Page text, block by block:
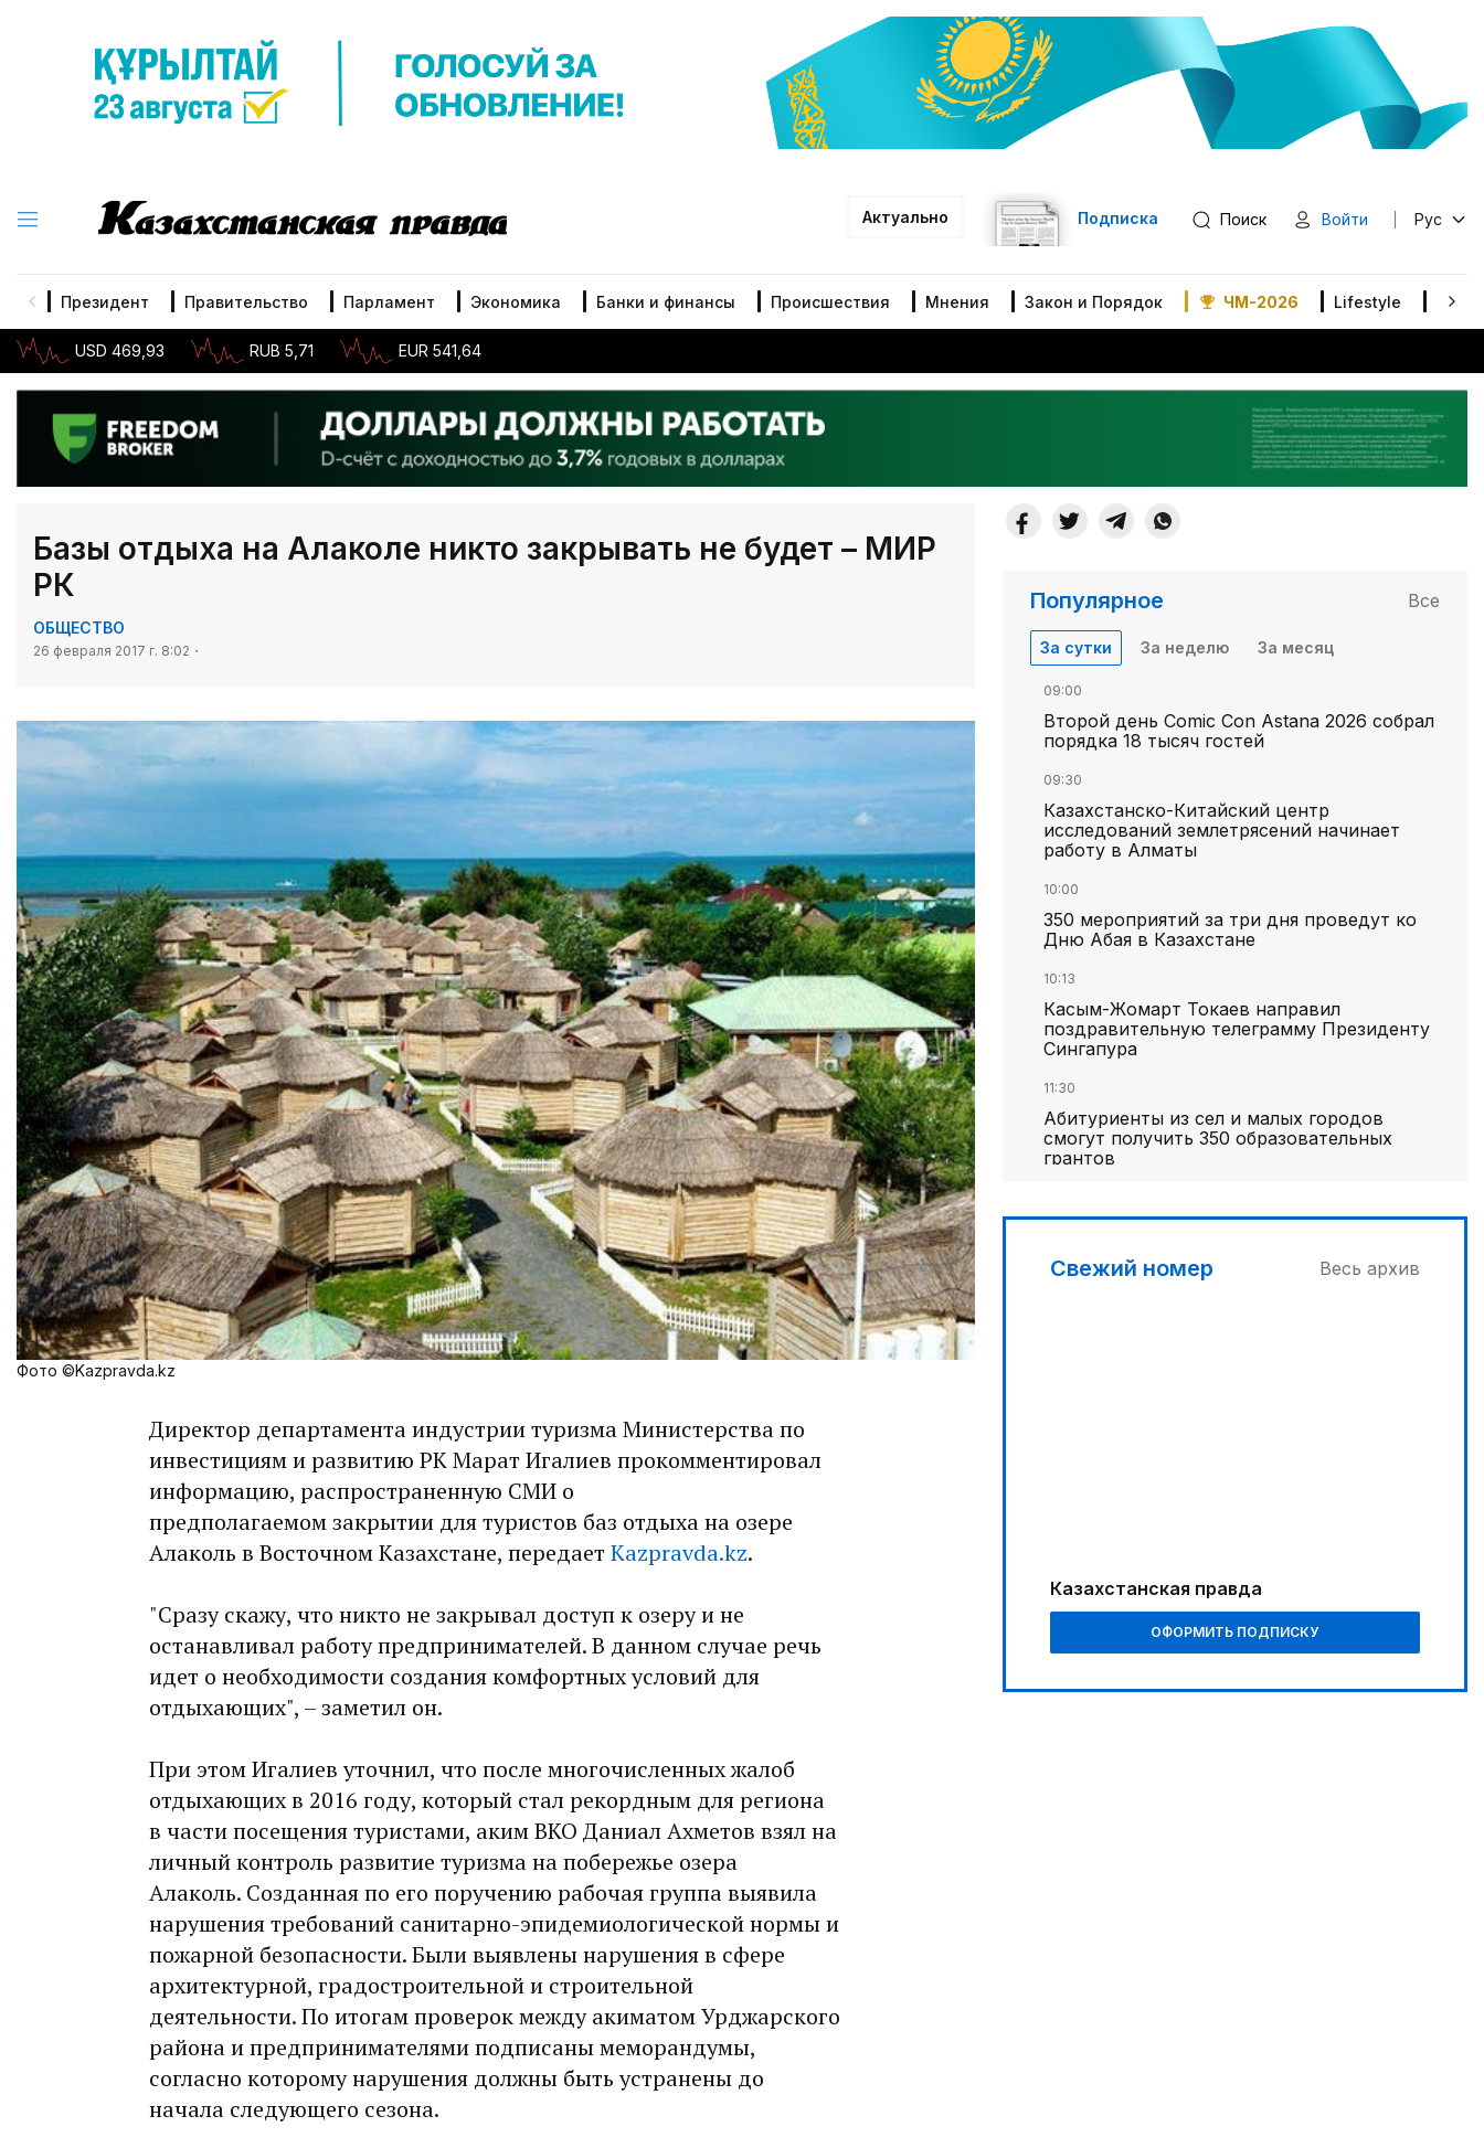
Актуально Подписка Поиск Войти Рус
Президент Правительство Парламент Экономика Банки и финансы Происшествия Мнения Закон и Порядок ЧМ-2026 Lifestyle В
USD 469,93 RUB 5,71 EUR 541,64
Базы отдыха на Алаколе никто закрывать не будет – МИР
РК
ОБЩЕСТВО
26 февраля 2017 г. 8:02
Фото ©Kazpravda.kz
Директор департамента индустрии туризма Министерства по
инвестициям и развитию РК Марат Игалиев прокомментировал
информацию, распространенную СМИ о
предполагаемом закрытии для туристов баз отдыха на озере
Алаколь в Восточном Казахстане, передает Kazpravda.kz.
"Сразу скажу, что никто не закрывал доступ к озеру и не
останавливал работу предпринимателей. В данном случае речь
идет о необходимости создания комфортных условий для
отдыхающих", – заметил он.
При этом Игалиев уточнил, что после многочисленных жалоб
отдыхающих в 2016 году, который стал рекордным для региона
в части посещения туристами, аким ВКО Даниал Ахметов взял на
личный контроль развитие туризма на побережье озера
Алаколь. Созданная по его поручению рабочая группа выявила
нарушения требований санитарно-эпидемиологической нормы и
пожарной безопасности. Были выявлены нарушения в сфере
архитектурной, градостроительной и строительной
деятельности. По итогам проверок между акиматом Урджарского
района и предпринимателями подписаны меморандумы,
согласно которому нарушения должны быть устранены до
начала следующего сезона.
Популярное Все
За сутки За неделю За месяц
09:00
Второй день Comic Con Astana 2026 собрал
порядка 18 тысяч гостей
09:30
Казахстанско-Китайский центр
исследований землетрясений начинает
работу в Алматы
10:00
350 мероприятий за три дня проведут ко
Дню Абая в Казахстане
10:13
Касым-Жомарт Токаев направил
поздравительную телеграмму Президенту
Сингапура
11:30
Абитуриенты из сел и малых городов
смогут получить 350 образовательных
грантов
Свежий номер Весь архив
Казахстанская правда
ОФОРМИТЬ ПОДПИСКУ